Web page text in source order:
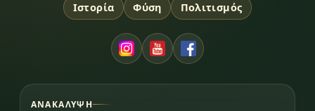
Ιστορία Φύση Πολιτισμός
ΑΝΑΚΆΛΥΨΗ